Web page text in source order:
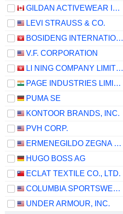
GILDAN ACTIVEWEAR INC.
LEVI STRAUSS & CO.
BOSIDENG INTERNATIONAL HOLDINGS LIMITED
V.F. CORPORATION
LI NING COMPANY LIMITED
PAGE INDUSTRIES LIMITED
PUMA SE
KONTOOR BRANDS, INC.
PVH CORP.
ERMENEGILDO ZEGNA N.V.
HUGO BOSS AG
ECLAT TEXTILE CO., LTD.
COLUMBIA SPORTSWEAR COMPANY
UNDER ARMOUR, INC.